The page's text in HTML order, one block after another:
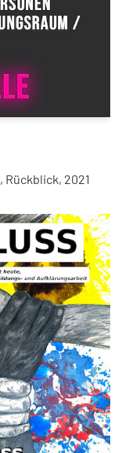
, Rückblick, 2021